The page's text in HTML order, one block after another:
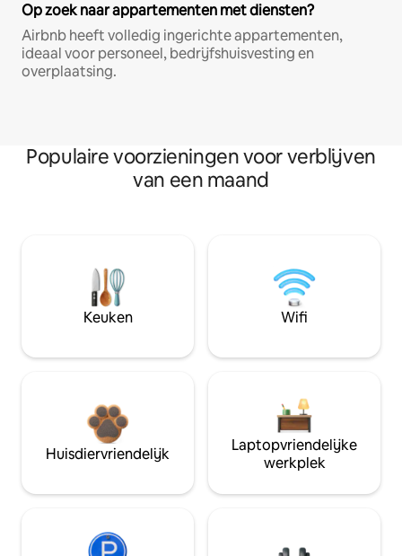
Op zoek naar appartementen met diensten?
Airbnb heeft volledig ingerichte appartementen,
ideaal voor personeel, bedrijfshuisvesting en
overplaatsing.
Populaire voorzieningen voor verblijven
van een maand
Keuken Wifi
Huisdiervriendelijk
Laptopvriendelijke
werkplek